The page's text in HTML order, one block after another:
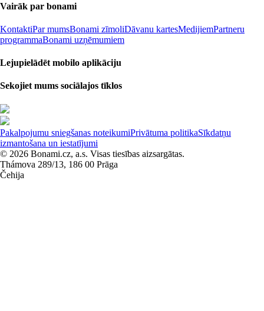
Vairāk par bonami
KontaktiPar mumsBonami zīmoliDāvanu kartesMedijiemPartneru
programmaBonami uzņēmumiem
Lejupielādēt mobilo aplikāciju
Sekojiet mums sociālajos tīklos
Pakalpojumu sniegšanas noteikumiPrivātuma politikaSīkdatņu
izmantošana un iestatījumi
© 2026 Bonami.cz, a.s. Visas tiesības aizsargātas.
Thámova 289/13, 186 00 Prāga
Čehija